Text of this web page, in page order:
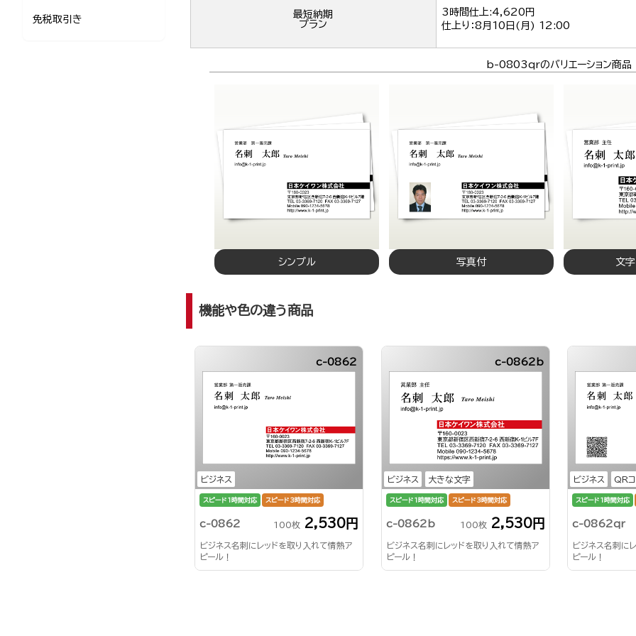
最短納期
プラン
3時間仕上:4,620円
仕上り：8月10日(月) 12:00
b-0803qrのバリエーション商品
シンプル 写真付 文
機能や色の違う商品
ビジネス
c-0862
スピード1時間対応 スピード3時間対応
c-0862 100枚 2,530円
ビジネス名刺にレッドを取り入れて情熱ア
ピール！
ビジネス 大きな文字
c-0862b
スピード1時間対応 スピード3時間対応
c-0862b 100枚 2,530円
ビジネス名刺にレッドを取り入れて情熱ア
ピール！
ビジネス QR
スピード1時間対応
c-0862qr
ビジネス名刺に
ピール！
免税取引き